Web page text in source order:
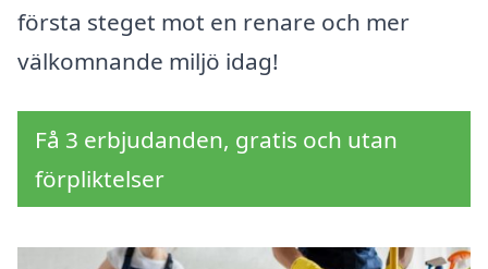
första steget mot en renare och mer
välkomnande miljö idag!
Få 3 erbjudanden, gratis och utan
förpliktelser